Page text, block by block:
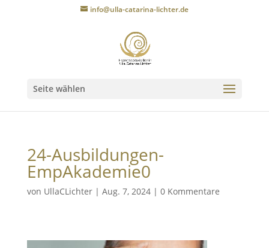
info@ulla-catarina-lichter.de
Seite wählen
24-Ausbildungen-
EmpAkademie0
von UllaCLichter| Aug. 7, 2024| 0 Kommentare